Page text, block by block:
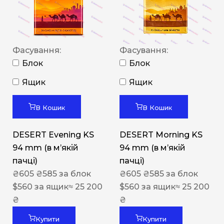
Фасування:
Блок
Ящик
В Кошик
DESERT Evening KS
94 mm (в мʼякій
пачці)
₴605 ₴585 за блок
$560 за ящик≈ 25 200
₴
Купити
Фасування:
Блок
Ящик
В Кошик
DESERT Morning KS
94 mm (в мʼякій
пачці)
₴605 ₴585 за блок
$560 за ящик≈ 25 200
₴
Купити